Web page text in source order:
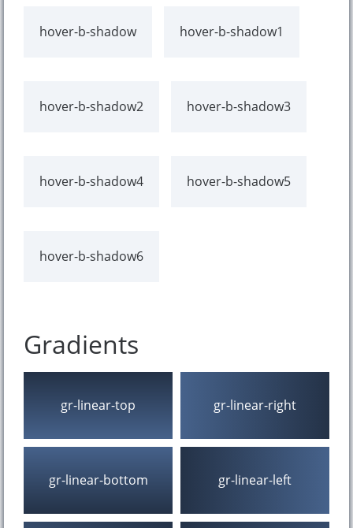
hover-b-shadow hover-b-shadow1
hover-b-shadow2 hover-b-shadow3
hover-b-shadow4 hover-b-shadow5
hover-b-shadow6
Gradients
gr-linear-top gr-linear-right
gr-linear-bottom gr-linear-left